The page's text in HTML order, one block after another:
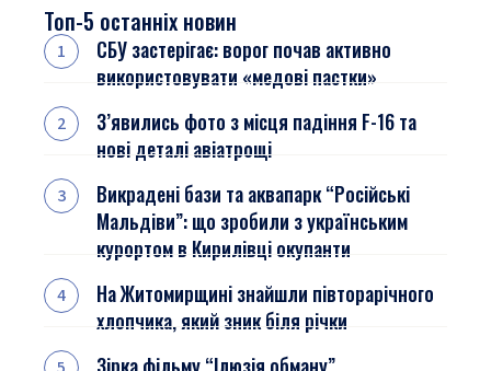
Топ-5 останніх новин
СБУ застерігає: ворог почав активно
використовувати «медові пастки»
З’явились фото з місця падіння F-16 та
нові деталі авіатрощі
Викрадені бази та аквапарк “Російські
Мальдіви”: що зробили з українським
курортом в Кирилівці окупанти
На Житомирщині знайшли півторарічного
хлопчика, який зник біля річки